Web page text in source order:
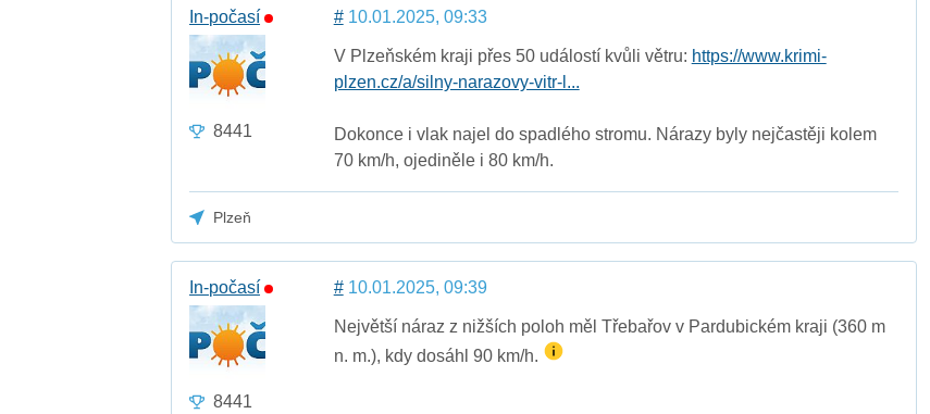
In-počasí
8441
#10.01.2025, 09:33
V Plzeňském kraji přes 50 událostí kvůli větru: https://www.krimi-
plzen.cz/a/silny-narazovy-vitr-l...
Dokonce i vlak najel do spadlého stromu. Nárazy byly nejčastěji kolem
70 km/h, ojediněle i 80 km/h.
Plzeň
In-počasí
8441
#10.01.2025, 09:39
Největší náraz z nižších poloh měl Třebařov v Pardubickém kraji (360 m
n. m.), kdy dosáhl 90 km/h.